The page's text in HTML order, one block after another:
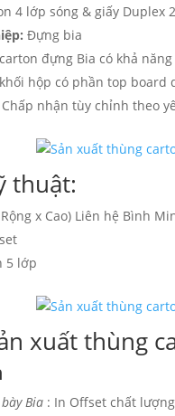
4 lớp sóng & giấy Duplex
Đựng bia
đựng Bia có khả
hộp có phần top board
Chấp nhận tùy chỉnh theo
thuật:
x Cao) Liên hệ Bình
5 lớp
xuất thùng
Bia : In Offset chất